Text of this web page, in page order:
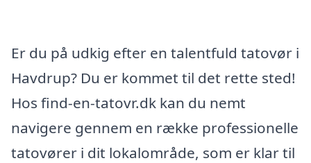
Er du på udkig efter en talentfuld tatovør i
Havdrup? Du er kommet til det rette sted!
Hos find-en-tatovr.dk kan du nemt
navigere gennem en række professionelle
tatovører i dit lokalområde, som er klar til